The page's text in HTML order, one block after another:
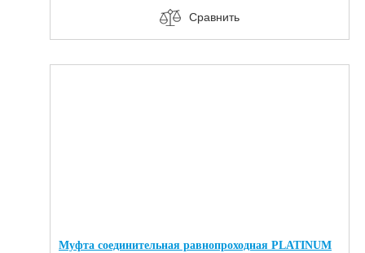
Сравнить
Муфта соединительная равнопроходная PLATINUM